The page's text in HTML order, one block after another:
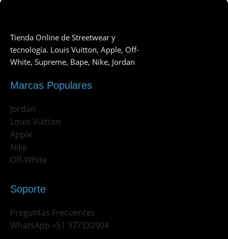
Tienda Online de Streetwear y
tecnología. Louis Vuitton, Apple, Off-
White, Supreme, Bape, Nike, Jordan
Marcas Populares
Jordan
Louis Vuitton
Apple
Nike
Off-White
Soporte
Preguntas Frecuentes
WhatsApp +51 977332904